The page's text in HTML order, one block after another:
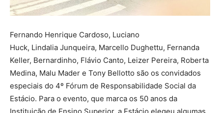
Fernando Henrique Cardoso, Luciano
Huck, Lindalia Junqueira, Marcello Dughettu, Fernanda
Keller, Bernardinho, Flávio Canto, Leizer Pereira, Roberta
Medina, Malu Mader e Tony Bellotto são os convidados
especiais do 4º Fórum de Responsabilidade Social da
Estácio. Para o evento, que marca os 50 anos da